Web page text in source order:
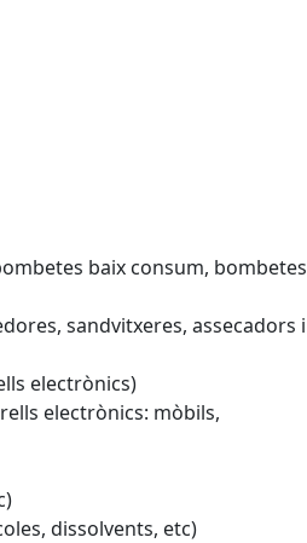
baix consum, bombetes
sandvitxeres, assecadors i
electrònics)
electrònics: mòbils,
dissolvents, etc)